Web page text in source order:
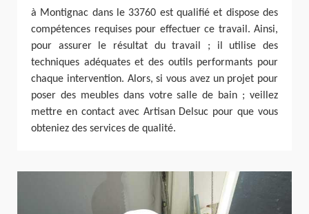
à Montignac dans le 33760 est qualifié et dispose des
compétences requises pour effectuer ce travail. Ainsi,
pour assurer le résultat du travail ; il utilise des
techniques adéquates et des outils performants pour
chaque intervention. Alors, si vous avez un projet pour
poser des meubles dans votre salle de bain ; veillez
mettre en contact avec Artisan Delsuc pour que vous
obteniez des services de qualité.